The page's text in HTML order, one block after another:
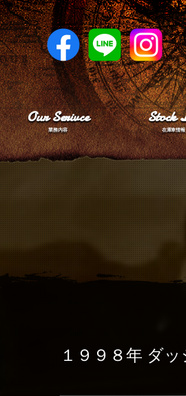
Our Serivce
業務内容
Stock
在庫車情報
１９９８年 ダ